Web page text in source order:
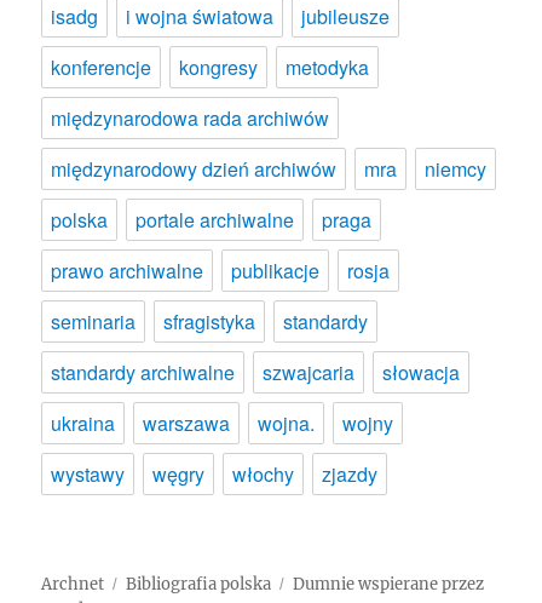
isadg
i wojna światowa
jubileusze
konferencje
kongresy
metodyka
międzynarodowa rada archiwów
międzynarodowy dzień archiwów
mra
niemcy
polska
portale archiwalne
praga
prawo archiwalne
publikacje
rosja
seminaria
sfragistyka
standardy
standardy archiwalne
szwajcaria
słowacja
ukraina
warszawa wojna.
wojny
wystawy
węgry włochy zjazdy
Archnet Bibliografia polska
Dumnie wspierane przez